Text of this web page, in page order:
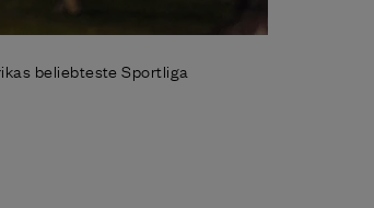
beliebteste Sportliga